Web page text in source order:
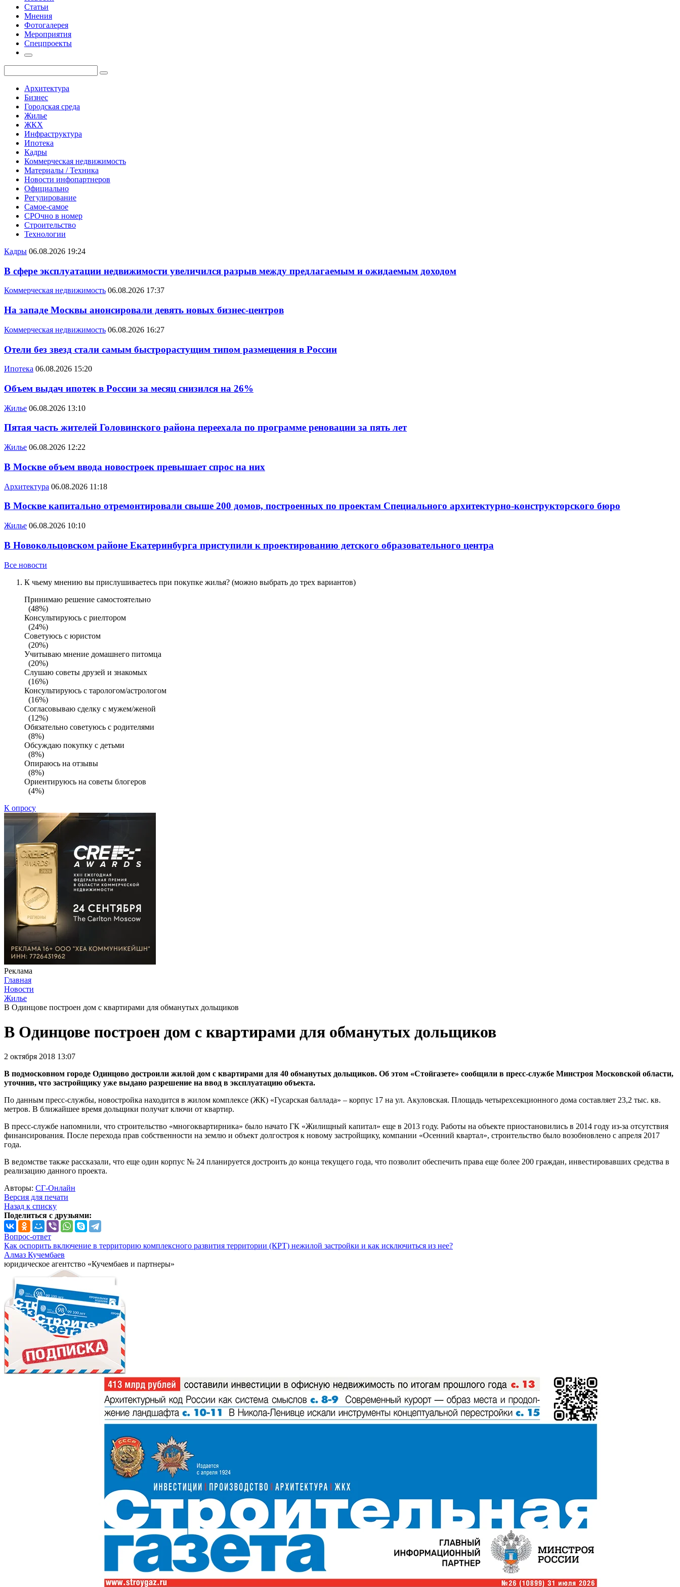
Статьи
Мнения
Фотогалерея
Мероприятия
Спецпроекты
Архитектура
Бизнес
Городская среда
Жилье
ЖКХ
Инфраструктура
Ипотека
Кадры
Коммерческая недвижимость
Материалы / Техника
Новости инфопартнеров
Официально
Регулирование
Самое-самое
СРОчно в номер
Строительство
Технологии
Кадры 06.08.2026 19:24
В сфере эксплуатации недвижимости увеличился разрыв между предлагаемым и ожидаемым доходом
Коммерческая недвижимость 06.08.2026 17:37
На западе Москвы анонсировали девять новых бизнес-центров
Коммерческая недвижимость 06.08.2026 16:27
Отели без звезд стали самым быстрорастущим типом размещения в России
Ипотека 06.08.2026 15:20
Объем выдач ипотек в России за месяц снизился на 26%
Жилье 06.08.2026 13:10
Пятая часть жителей Головинского района переехала по программе реновации за пять лет
Жилье 06.08.2026 12:22
В Москве объем ввода новостроек превышает спрос на них
Архитектура 06.08.2026 11:18
В Москве капитально отремонтировали свыше 200 домов, построенных по проектам Специального архитектурно-конструкторского бюро
Жилье 06.08.2026 10:10
В Новокольцовском районе Екатеринбурга приступили к проектированию детского образовательного центра
Все новости
К чьему мнению вы прислушиваетесь при покупке жилья? (можно выбрать до трех вариантов)
Принимаю решение самостоятельно
(48%)
Консультируюсь с риелтором
(24%)
Советуюсь с юристом
(20%)
Учитываю мнение домашнего питомца
(20%)
Слушаю советы друзей и знакомых
(16%)
Консультируюсь с тарологом/астрологом
(16%)
Согласовываю сделку с мужем/женой
(12%)
Обязательно советуюсь с родителями
(8%)
Обсуждаю покупку с детьми
(8%)
Опираюсь на отзывы
(8%)
Ориентируюсь на советы блогеров
(4%)
К опросу
Реклама
Главная
Новости
Жилье
В Одинцове построен дом с квартирами для обманутых дольщиков
В Одинцове построен дом с квартирами для обманутых дольщиков
2 октября 2018 13:07
В подмосковном городе Одинцово достроили жилой дом с квартирами для 40 обманутых дольщиков. Об этом «Стойгазете» сообщили в пресс-службе Минстроя Московской области,
уточнив, что застройщику уже выдано разрешение на ввод в эксплуатацию объекта.
По данным пресс-службы, новостройка находится в жилом комплексе (ЖК) «Гусарская баллада» – корпус 17 на ул. Акуловская. Площадь четырехсекционного дома составляет 23,2 тыс. кв.
метров. В ближайшее время дольщики получат ключи от квартир.
В пресс-службе напомнили, что строительство «многоквартирника» было начато ГК «Жилищный капитал» еще в 2013 году. Работы на объекте приостановились в 2014 году из-за отсутствия
финансирования. После перехода прав собственности на землю и объект долгостроя к новому застройщику, компании «Осенний квартал», строительство было возобновлено с апреля 2017
года.
В ведомстве также рассказали, что еще один корпус № 24 планируется достроить до конца текущего года, что позволит обеспечить права еще более 200 граждан, инвестировавших средства в
реализацию данного проекта.
Авторы: СГ-Онлайн
Версия для печати
Назад к списку
Поделиться с друзьями:
Вопрос-ответ
Как оспорить включение в территорию комплексного развития территории (КРТ) нежилой застройки и как исключиться из нее?
Алмаз Кучембаев
юридическое агентство «Кучембаев и партнеры»